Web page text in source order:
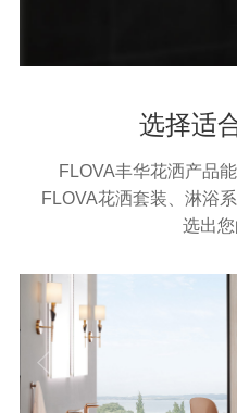
选择适
FLOVA丰华花洒产品
FLOVA花洒套装、淋浴
选出您